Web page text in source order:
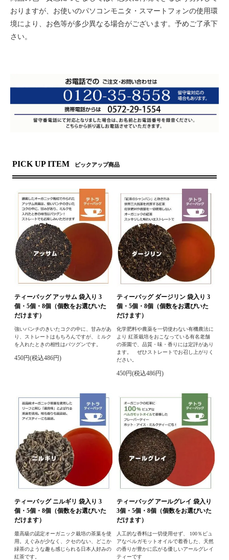
おりますが、お使いのパソコンモニタ・スマートフォンの使用環
境により、お色等が多少異なる場合がございます。予めご了承下
さい。
PICK UP ITEM ピックアップ商品
ティーバッグ アッサム 袋入り 3
個・5個・8個（個数をお選びいた
だけます）
強いパンチのきいたコクの中に、甘みがあ
り、ストレートはもちろんですが、ミルク
を入れたときの相性はバツグンです。
450円(税込486円)
ティーバッグ ダージリン 袋入り 3
個・5個・8個（個数をお選びいた
だけます）
化学肥料や農薬を一切使わない有機農法に
より 紅茶栽培をおこなっている有名老舗
の茶園で、品質・味・香りには定評があり
ます。 ぜひストレートでお召し上がりく
ださい。
450円(税込486円)
ティーバッグ ニルギリ 袋入り 3
個・5個・8個（個数をお選びいた
だけます）
最高級の認定オーガニック栽培の茶葉を使
用。えぐみが少なく、クセのない、どこか
緑茶のような趣も感じられる日本人好みの
紅茶です。
ティーバッグ アールグレイ 袋入り
3個・5個・8個（個数をお選びいた
だけます）
人工的な香料は一切使用せず、 100％ピュ
アなベルガモットオイルで着香した、天然
の香りが豊かに広がる優しいアールグレイ
ティーです